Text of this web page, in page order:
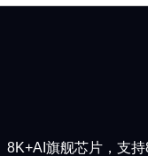
8K+AI旗舰芯片，支